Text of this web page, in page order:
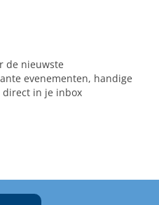
de nieuwste
evenementen, handige
direct in je inbox